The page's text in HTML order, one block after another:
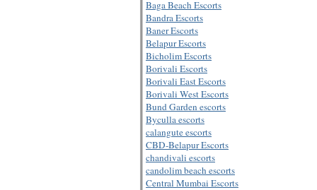
Baga Beach Escorts
Bandra Escorts
Baner Escorts
Belapur Escorts
Bicholim Escorts
Borivali Escorts
Borivali East Escorts
Borivali West Escorts
Bund Garden escorts
Byculla escorts
calangute escorts
CBD-Belapur Escorts
chandivali escorts
candolim beach escorts
Central Mumbai Escorts